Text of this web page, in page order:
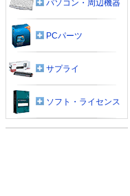
パソコン・周辺機器
PCパーツ
サプライ
ソフト・ライセンス